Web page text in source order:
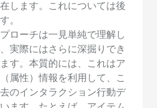
します。これについては後
。
ローチは一見単純で理解し
実際にはさらに深掘りでき
す。本質的には、これはア
属性）情報を利用して、こ
のインタラクション行動デ